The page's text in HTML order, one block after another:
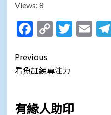
Views: 8
Facebook
Copy
Post
navigation
Previous
看魚缸練專注力
有緣人助印